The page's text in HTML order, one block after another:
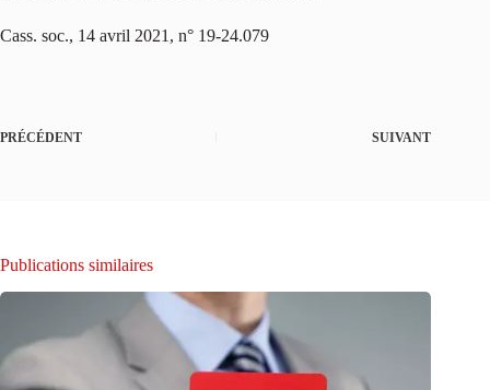
Cass. soc., 14 avril 2021, n° 19-24.079
PRÉCÉDENT SUIVANT
Publications similaires